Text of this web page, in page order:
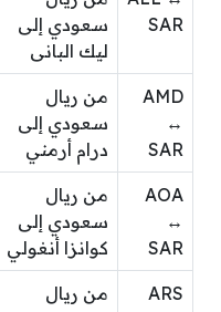
SAR
سعودي إلى
ليك البانى
AMD
↔
SAR
من ريال
سعودي إلى
درام أرمني
AOA
↔
SAR
من ريال
سعودي إلى
كوانزا أنغولي
ARS
من ريال